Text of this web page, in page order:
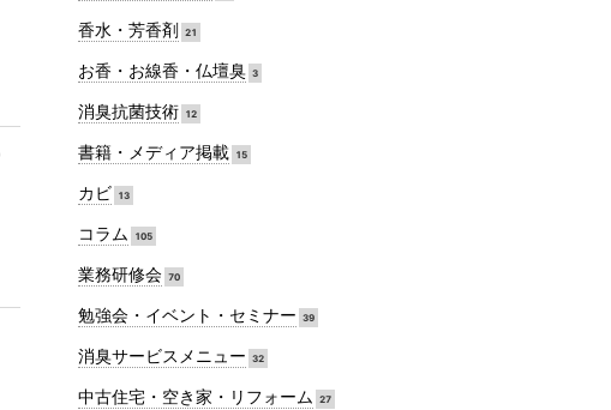
香水・芳香剤 21
お香・お線香・仏壇臭 3
消臭抗菌技術 12
書籍・メディア掲載 15
カビ 13
コラム 105
業務研修会 70
勉強会・イベント・セミナー 39
消臭サービスメニュー 32
中古住宅・空き家・リフォーム 27